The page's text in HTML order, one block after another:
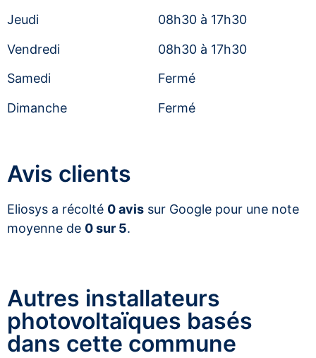
Jeudi
08h30 à 17h30
Vendredi
08h30 à 17h30
Samedi
Fermé
Dimanche
Fermé
Avis clients
Eliosys a récolté 0 avis sur Google pour une note
moyenne de 0 sur 5.
Autres installateurs
photovoltaïques basés
dans cette commune